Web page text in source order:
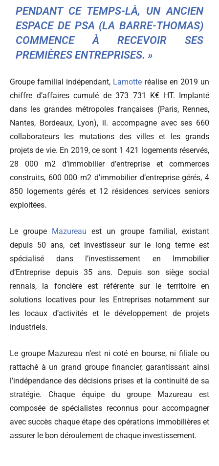
PENDANT CE TEMPS-LÀ, UN ANCIEN
ESPACE DE PSA (LA BARRE-THOMAS)
COMMENCE À RECEVOIR SES
PREMIÈRES ENTREPRISES. »
Groupe familial indépendant, Lamotte réalise en 2019 un
chiffre d’affaires cumulé de 373 731 K€ HT. Implanté
dans les grandes métropoles françaises (Paris, Rennes,
Nantes, Bordeaux, Lyon), il. accompagne avec ses 660
collaborateurs les mutations des villes et les grands
projets de vie. En 2019, ce sont 1 421 logements réservés,
28 000 m2 d’immobilier d’entreprise et commerces
construits, 600 000 m2 d’immobilier d’entreprise gérés, 4
850 logements gérés et 12 résidences services seniors
exploitées.
Le groupe Mazureau est un groupe familial, existant
depuis 50 ans, cet investisseur sur le long terme est
spécialisé dans l’investissement en Immobilier
d’Entreprise depuis 35 ans. Depuis son siège social
rennais, la foncière est référente sur le territoire en
solutions locatives pour les Entreprises notamment sur
les locaux d’activités et le développement de projets
industriels.
Le groupe Mazureau n’est ni coté en bourse, ni filiale ou
rattaché à un grand groupe financier, garantissant ainsi
l’indépendance des décisions prises et la continuité de sa
stratégie. Chaque équipe du groupe Mazureau est
composée de spécialistes reconnus pour accompagner
avec succès chaque étape des opérations immobilières et
assurer le bon déroulement de chaque investissement.